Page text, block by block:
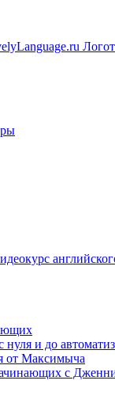
и до
от Максимыча
с